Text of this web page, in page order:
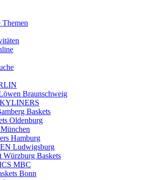
Themen
Braunschweig
Baskets
Oldenburg
Hamburg
Ludwigsburg
Würzburg Baskets
MBC
Bonn